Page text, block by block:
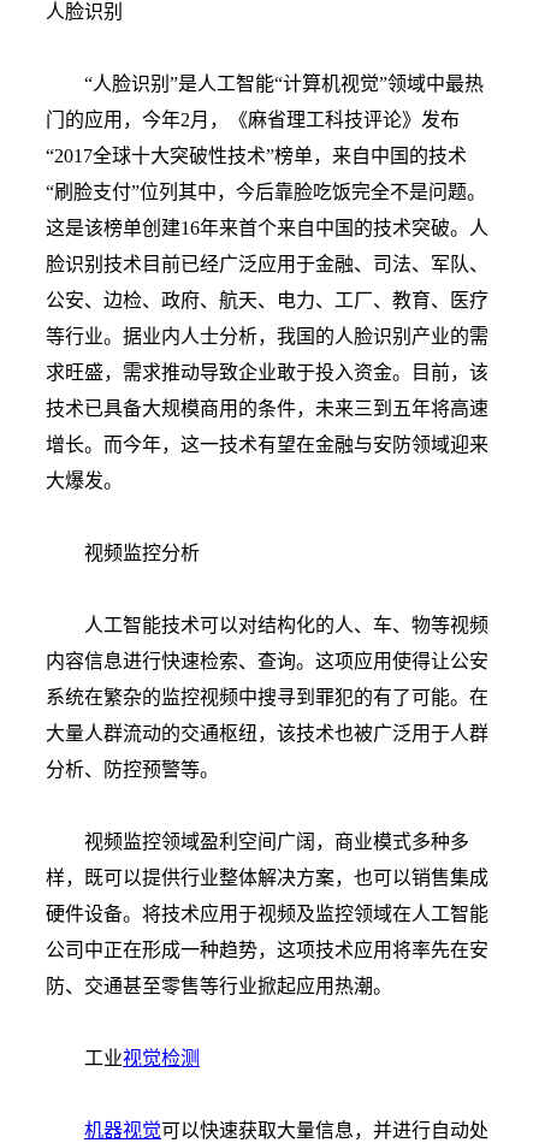
人脸识别
“人脸识别”是人工智能“计算机视觉”领域中最热
门的应用，今年2月，《麻省理工科技评论》发布
“2017全球十大突破性技术”榜单，来自中国的技术
“刷脸支付”位列其中，今后靠脸吃饭完全不是问题。
这是该榜单创建16年来首个来自中国的技术突破。人
脸识别技术目前已经广泛应用于金融、司法、军队、
公安、边检、政府、航天、电力、工厂、教育、医疗
等行业。据业内人士分析，我国的人脸识别产业的需
求旺盛，需求推动导致企业敢于投入资金。目前，该
技术已具备大规模商用的条件，未来三到五年将高速
增长。而今年，这一技术有望在金融与安防领域迎来
大爆发。
视频监控分析
人工智能技术可以对结构化的人、车、物等视频
内容信息进行快速检索、查询。这项应用使得让公安
系统在繁杂的监控视频中搜寻到罪犯的有了可能。在
大量人群流动的交通枢纽，该技术也被广泛用于人群
分析、防控预警等。
视频监控领域盈利空间广阔，商业模式多种多
样，既可以提供行业整体解决方案，也可以销售集成
硬件设备。将技术应用于视频及监控领域在人工智能
公司中正在形成一种趋势，这项技术应用将率先在安
防、交通甚至零售等行业掀起应用热潮。
工业视觉检测
机器视觉可以快速获取大量信息，并进行自动处